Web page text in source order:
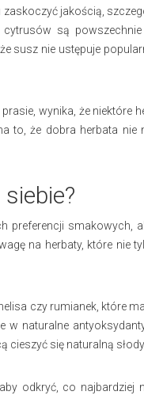
jakością,
są
susz nie ustępuje
wynika, że niektóre
to, że dobra herbata nie
smakowych,
na herbaty, które nie
czy rumianek, które
w naturalne
się naturalną
odkryć, co najbardziej